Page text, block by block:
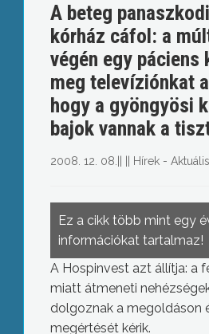
A beteg
kórház cáfol: a
végén egy páciens
meg televíziónkat
hogy a gyöngyösi
bajok vannak a
2008. 12. 08. Hírek - Aktuális
Ez a cikk több mint egy
információkat tartalmaz!
A Hospinvest azt állítja: a
miatt átmeneti
dolgoznak a megoldáson
megértését kérik.